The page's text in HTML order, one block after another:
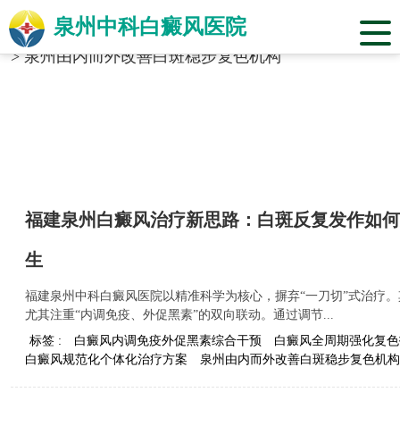
泉州中科白癜风医院
当前位置：福建省泉州市中科白癜风医院
标签合辑
>泉州由内而外改善白斑稳步复色机构
福建泉州白癜风治疗新思路：白斑反复发作如
生
福建泉州中科白癜风医院以精准科学为核心，摒弃“一刀切”式治疗
尤其注重“内调免疫、外促黑素”的双向联动。通过调节...
标签 :
白癜风内调免疫外促黑素综合干预
白癜风全周期强化复
白癜风规范化个体化治疗方案
泉州由内而外改善白斑稳步复色机构